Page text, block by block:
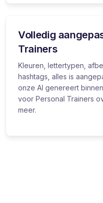
Volledig
Trainers
Kleuren, lettertypen,
hashtags, alles is
onze AI genereert
voor Personal Trainers
meer.